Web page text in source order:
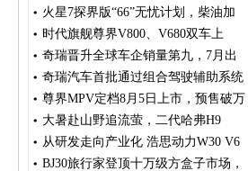
火星7探界版“66”无忧计划，柴油加
电放肆野
时代旗舰尊界V800、V680双车上
市，售价64.8万元起，全国展车现已
到店
奇瑞晋升全球车企销量第九，7月出
口破20万辆，创中国车企单月出口新
纪录
奇瑞汽车首批通过组合驾驶辅助系统
国标体系认证
尊界MPV定档8月5日上市，预售破万
台的秘密藏在这些细节里
大暑赴山野追流萤，二代哈弗H9
2026款承包盛夏全家诗意出行
从研发走向产业化 浩思动力W30 V6
样机点火 将落地莲花高性能产品线
BJ30旅行家登顶十万级方盒子市场，